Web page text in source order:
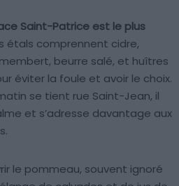
Saint-Patrice est le plus
étals comprennent cidre,
beurre salé, et huîtres
éviter la foule et avoir le choix.
se tient rue Saint-Jean, il
et s’adresse davantage aux
le pommeau, souvent ignoré